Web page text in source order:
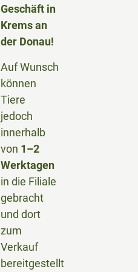
Geschäft in
Krems an
der Donau!
Auf Wunsch
können
Tiere
jedoch
innerhalb
von 1–2
Werktagen
in die Filiale
gebracht
und dort
zum
Verkauf
bereitgestellt